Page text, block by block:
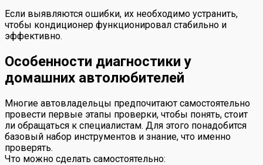
Если выявляются ошибки, их необходимо устранить,
чтобы кондиционер функционировал стабильно и
эффективно.
Особенности диагностики у
домашних автолюбителей
Многие автовладельцы предпочитают самостоятельно
провести первые этапы проверки, чтобы понять, стоит
ли обращаться к специалистам. Для этого понадобится
базовый набор инструментов и знание, что именно
проверять.
Что можно сделать самостоятельно: